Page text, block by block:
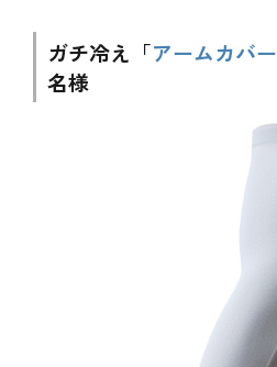
ガチ冷え「アームカバー
名様